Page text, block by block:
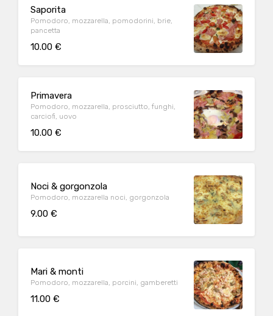
Saporita
Pomodoro, mozzarella, pomodorini, brie,
pancetta
10.00 €
Primavera
Pomodoro, mozzarella, prosciutto, funghi,
carciofi, uovo
10.00 €
Noci & gorgonzola
Pomodoro, mozzarella noci, gorgonzola
9.00 €
Mari & monti
Pomodoro, mozzarella, porcini, gamberetti
11.00 €